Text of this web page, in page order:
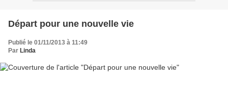
Départ pour une nouvelle vie
Publié le 01/11/2013 à 11:49
Par Linda